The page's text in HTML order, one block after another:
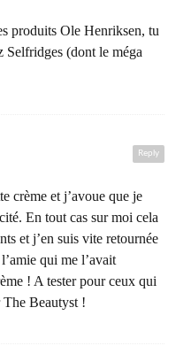
produits Ole Henriksen, tu
Selfridges (dont le méga
Reply
crème et j’avoue que je
En tout cas sur moi cela
et j’en suis vite retournée
qui me l’avait
! A tester pour ceux qui
The Beautyst !